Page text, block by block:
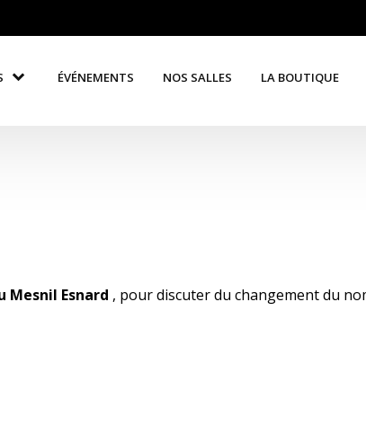
ÉVÉNEMENTS NOS SALLES LA BOUTIQUE
Mesnil Esnard , pour discuter du changement du